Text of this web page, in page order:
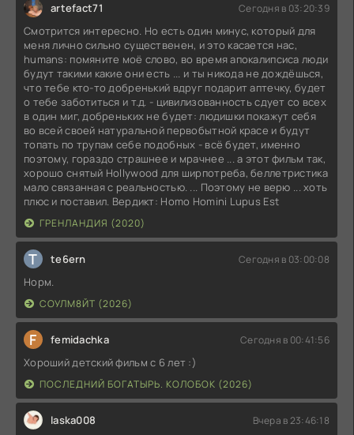
artefact71 Сегодня в 03:20:39
Смотрится интересно. Но есть один минус, который для
меня лично сильно существенен, и это касается нас,
humans: помяните моё слово, во время апокалипсиса люди
будут такими какие они есть ... и ты никода не дождёшься,
что тебе кто-то добренький вдруг подарит аптечку, будет
о тебе заботиться и т.д. - цивилизованность сдует со всех
в один миг, добреньких не будет: людишки покажут себя
во всей своей натуральной первобытной красе и будут
топать по трупам себе подобных - всё будет, именно
поэтому, гораздо страшнее и мрачнее ... а этот фильм так,
хорошо снятый Hollywood для ширпотреба, беллетристика
мало связанная с реальностью. ... Поэтому не верю ... хоть
плюс и поставил. Вердикт: Homo Homini Lupus Est
ГРЕНЛАНДИЯ (2020)
T te6ern Сегодня в 03:00:08
Норм.
СОУЛМ8ЙТ (2026)
F femidachka Сегодня в 00:41:56
Хороший детский фильм с 6 лет :)
ПОСЛЕДНИЙ БОГАТЫРЬ. КОЛОБОК (2026)
laska008 Вчера в 23:46:18